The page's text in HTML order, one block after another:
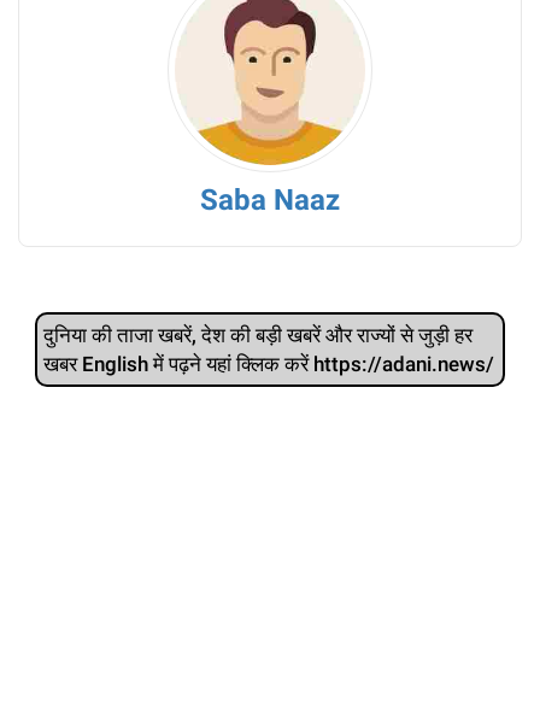
Saba Naaz
दुनिया की ताजा खबरें, देश की बड़ी खबरें और राज्‍यों से जुड़ी हर
खबर English में पढ़ने यहां क्लिक करें https://adani.news/